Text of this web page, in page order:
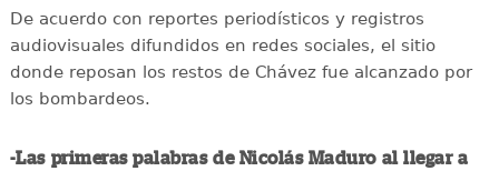
De acuerdo con reportes periodísticos y registros
audiovisuales difundidos en redes sociales, el sitio
donde reposan los restos de Chávez fue alcanzado por
los bombardeos.
-Las primeras palabras de Nicolás Maduro al llegar a